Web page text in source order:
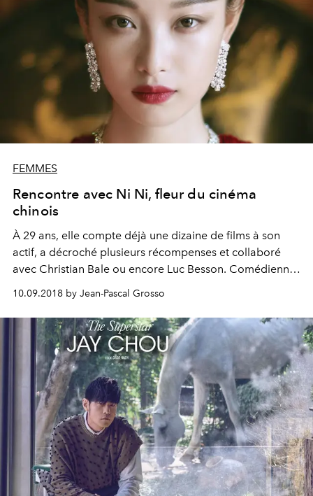
FEMMES
Rencontre avec Ni Ni, fleur du cinéma
chinois
À 29 ans, elle compte déjà une dizaine de films à son
actif, a décroché plusieurs récompenses et collaboré
avec Christian Bale ou encore Luc Besson. Comédienne,
10.09.2018 by Jean-Pascal Grosso